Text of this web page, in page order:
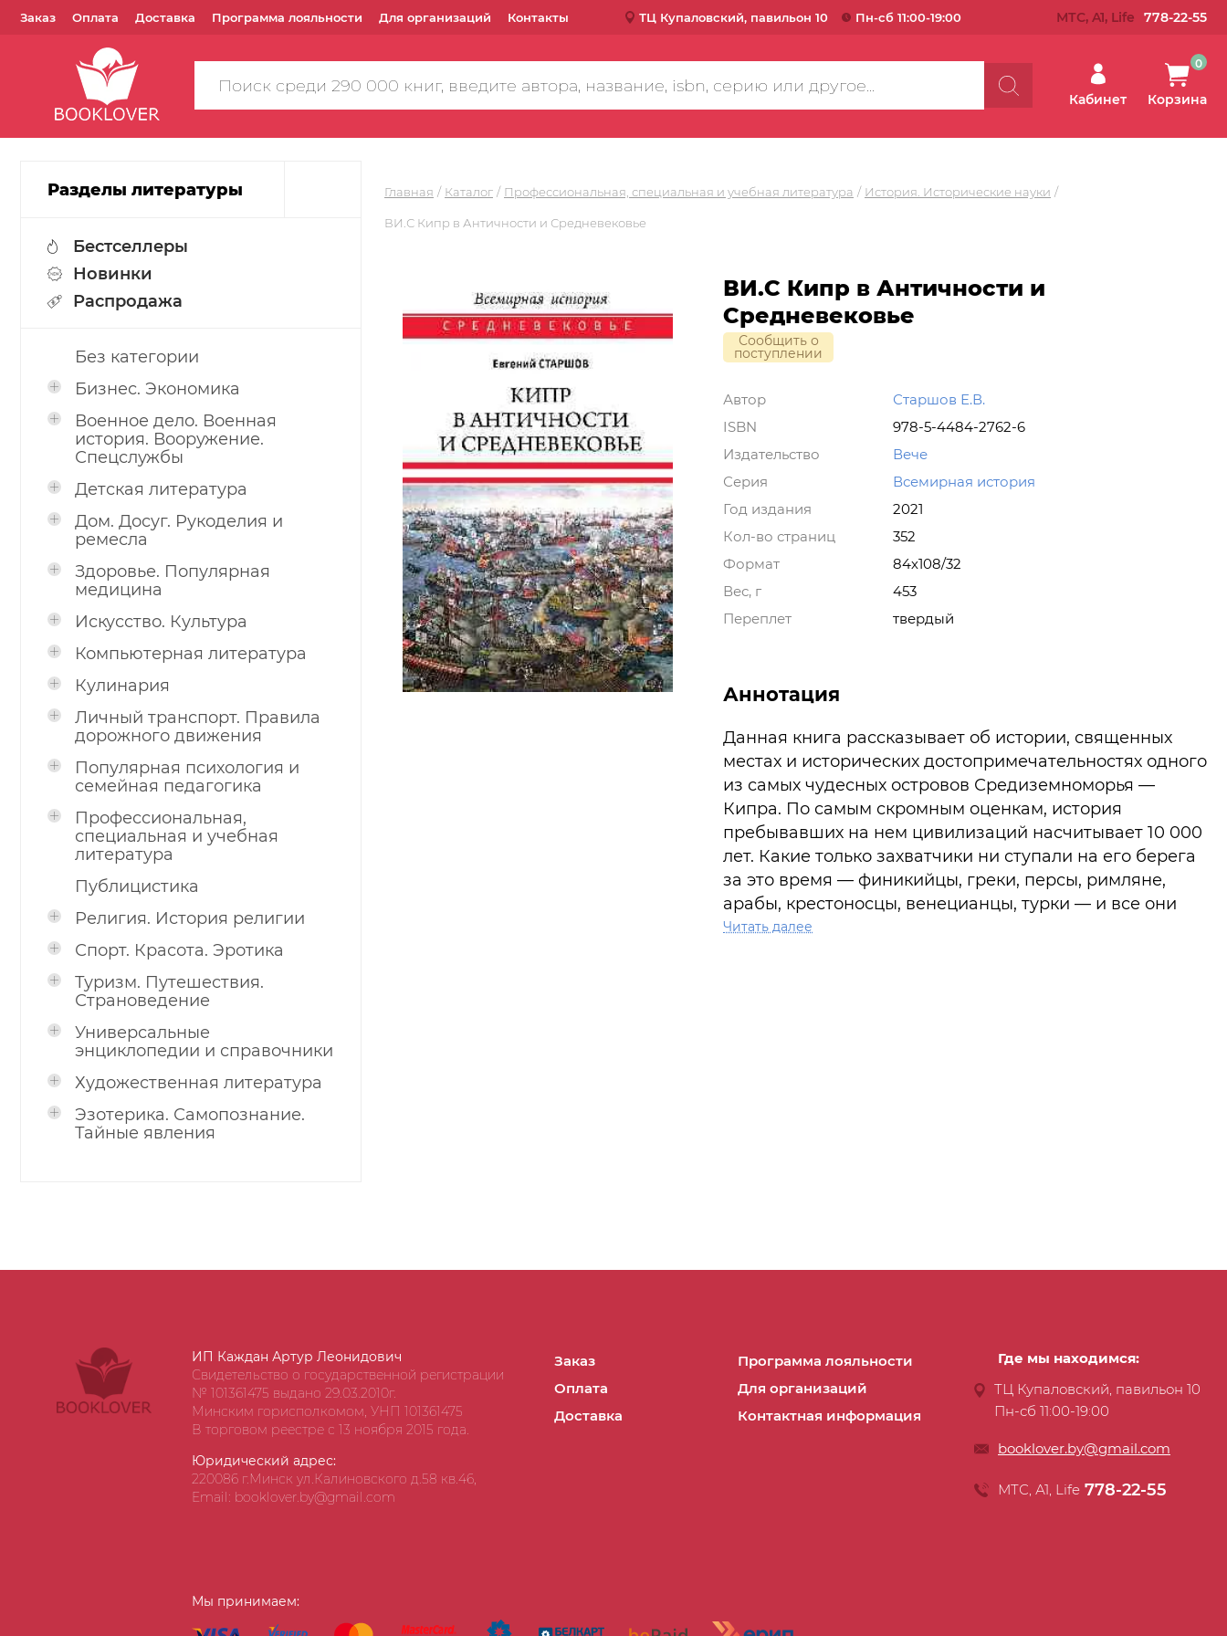
Заказ Оплата Доставка Программа лояльности Для организаций Контакты ТЦ Купаловский, павильон 10 Пн-сб 11:00-19:00 МТС, A1, Life 778-22-55
Поиск
по
Кабинет Корзина
0
Разделы литературы
Бестселлеры
Новинки
Распродажа
Без категории
Бизнес. Экономика
Военное дело. Военная
история. Вооружение.
Спецслужбы
Детская литература
Дом. Досуг. Рукоделия и
ремесла
Здоровье. Популярная
медицина
Искусство. Культура
Компьютерная литература
Кулинария
Личный транспорт. Правила
дорожного движения
Популярная психология и
семейная педагогика
Профессиональная,
специальная и учебная
литература
Публицистика
Религия. История религии
Спорт. Красота. Эротика
Туризм. Путешествия.
Страноведение
Универсальные
энциклопедии и справочники
Художественная литература
Эзотерика. Самопознание.
Тайные явления
Главная Каталог Профессиональная, специальная и учебная литература История. Исторические науки
ВИ.С Кипр в Античности и Средневековье
ВИ.С Кипр в Античности и
Средневековье
Сообщить о
поступлении
Автор
Старшов Е.В.
ISBN
978-5-4484-2762-6
Издательство
Вече
Серия
Всемирная история
Год издания
2021
Кол-во страниц
352
Формат
84х108/32
Вес, г
453
Переплет
твердый
Аннотация
Данная книга рассказывает об истории, священных
местах и исторических достопримечательностях одного
из самых чудесных островов Средиземноморья —
Кипра. По самым скромным оценкам, история
пребывавших на нем цивилизаций насчитывает 10 000
лет. Какие только захватчики ни ступали на его берега
за это время — финикийцы, греки, персы, римляне,
арабы, крестоносцы, венецианцы, турки — и все они
оставляли не только следы разрушения, но и
Читать далее
ИП Каждан Артур Леонидович
Свидетельство о государственной регистрации
№ 101361475 выдано 29.03.2010г.
Минским горисполкомом, УНП 101361475
В торговом реестре с 13 ноября 2015 года.
Юридический адрес:
220086 г.Минск ул.Калиновского д.58 кв.46,
Email: booklover.by@gmail.com
Заказ
Оплата
Доставка
Программа лояльности
Для организаций
Контактная информация
Мы принимаем:
Где мы находимся:
ТЦ Купаловский, павильон 10
Пн-сб 11:00-19:00
booklover.by@gmail.com
МТС, А1, Life 778-22-55